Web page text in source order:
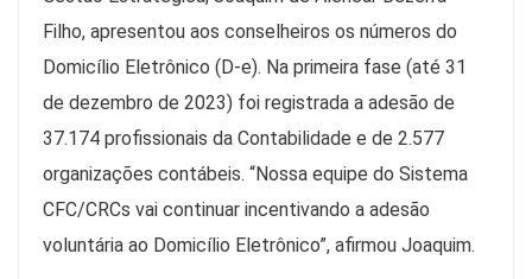
Filho, apresentou aos conselheiros os números do
Domicílio Eletrônico (D-e). Na primeira fase (até 31
de dezembro de 2023) foi registrada a adesão de
37.174 profissionais da Contabilidade e de 2.577
organizações contábeis. “Nossa equipe do Sistema
CFC/CRCs vai continuar incentivando a adesão
voluntária ao Domicílio Eletrônico”, afirmou Joaquim.